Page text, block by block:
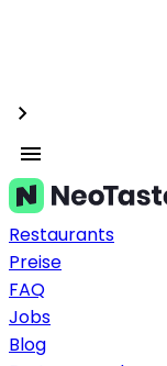
Restaurants
Preise
FAQ
Jobs
Blog